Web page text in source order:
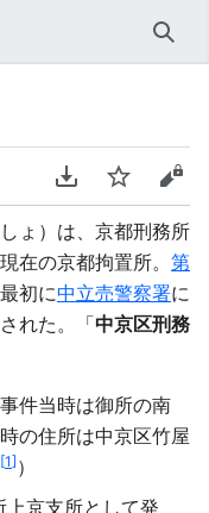
検索
PDFをダウンロ
ウォッチソ
ょ）は、京都刑務所
在の京都拘置所。 第
初に中立売警察署に
れた。「中京区刑務
件当時は御所の南
の住所は中京区竹屋
[1] ）
京支所として発